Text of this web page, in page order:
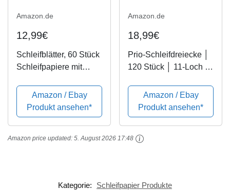
Amazon.de
12,99€
Schleifblätter, 60 Stück
Schleifpapiere mit
Bosch PSM 100A,
PSM 160, PSM 200
AES, PSM 18, PDA
180, je 10 Stück in
Körnung...
Amazon / Ebay
Produkt ansehen*
Amazon.de
18,99€
Prio-Schleifdreiecke │
120 Stück │ 11-Loch │
Korn
40/60/80/120/180/240
│ für Multischleifer │
Schleifblätter │
dreieckige
Amazon / Ebay
Produkt ansehen*
Amazon price updated: 5. August 2026 17:48
Kategorie:
Schleifpapier Produkte